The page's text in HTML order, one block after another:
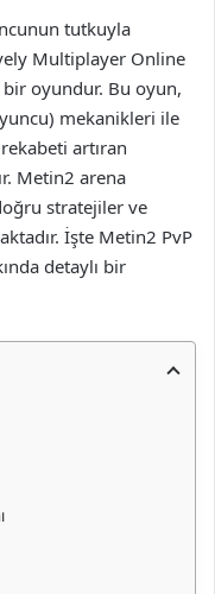
tutkuyla
Multiplayer Online
oyundur. Bu oyun,
mekanikleri ile
artıran
Metin2 arena
stratejiler ve
İşte Metin2 PvP
detaylı bir